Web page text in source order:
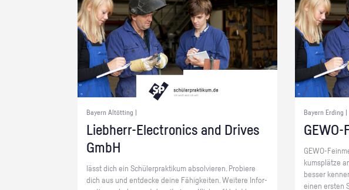
Bayern Altötting |
Lieb­herr-Elec­tro­nics and Dri­ves
GmbH
lässt dich ein Schü­ler­prak­ti­kum ab­sol­vie­ren. Pro­bie­re
dich aus und ent­de­cke deine Fä­hig­kei­ten. Wei­te­re In­for­
Bayern Erding |
GE­WO-
GE­WO-
kums­plät­ze
bes­ser
einen ers­ten